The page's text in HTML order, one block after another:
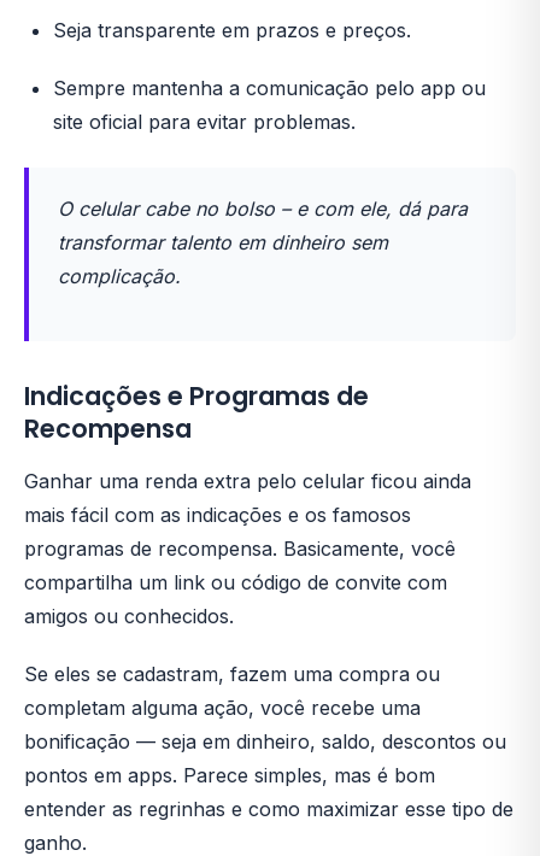
Seja transparente em prazos e preços.
Sempre mantenha a comunicação pelo app ou
site oficial para evitar problemas.
O celular cabe no bolso – e com ele, dá para
transformar talento em dinheiro sem
complicação.
Indicações e Programas de
Recompensa
Ganhar uma renda extra pelo celular ficou ainda
mais fácil com as indicações e os famosos
programas de recompensa. Basicamente, você
compartilha um link ou código de convite com
amigos ou conhecidos.
Se eles se cadastram, fazem uma compra ou
completam alguma ação, você recebe uma
bonificação — seja em dinheiro, saldo, descontos ou
pontos em apps. Parece simples, mas é bom
entender as regrinhas e como maximizar esse tipo de
ganho.